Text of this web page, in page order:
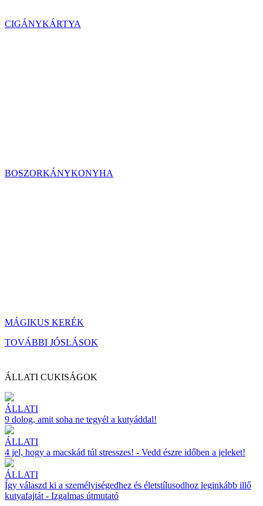
CIGÁNYKÁRTYA
BOSZORKÁNYKONYHA
MÁGIKUS KERÉK
TOVÁBBI JÓSLÁSOK
ÁLLATI CUKISÁGOK
ÁLLATI
9 dolog, amit soha ne tegyél a kutyáddal!
ÁLLATI
4 jel, hogy a macskád túl stresszes! - Vedd észre időben a jeleket!
ÁLLATI
Így válaszd ki a személyiségedhez és életstílusodhoz leginkább illő
kutyafajtát - Izgalmas útmutató